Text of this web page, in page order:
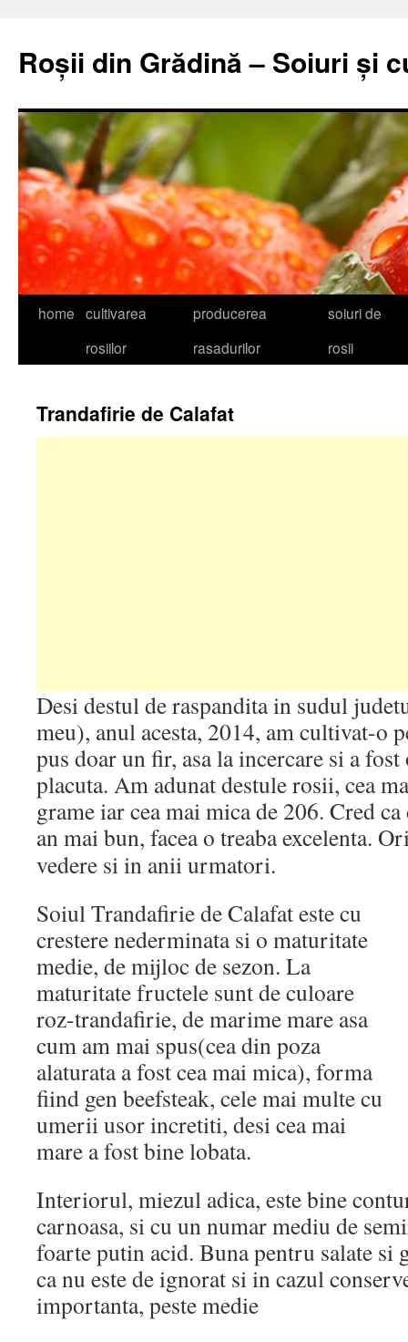
content
Roșii din Grădină – Soiuri și
home cultivarea
rosiilor
producerea
rasadurilor
soiuri de
rosii
Trandafirie de Calafat
Desi destul de raspandita in sudul
meu), anul acesta, 2014, am cultivat-o
pus doar un fir, asa la incercare si a
placuta. Am adunat destule rosii, cea
grame iar cea mai mica de 206. Cred
an mai bun, facea o treaba excelenta.
vedere si in anii urmatori.
Soiul Trandafirie de Calafat este cu
crestere nederminata si o maturitate
medie, de mijloc de sezon. La
maturitate fructele sunt de culoare
roz-trandafirie, de marime mare asa
cum am mai spus(cea din poza
alaturata a fost cea mai mica), forma
fiind gen beefsteak, cele mai multe cu
umerii usor incretiti, desi cea mai
mare a fost bine lobata.
Interiorul, miezul adica, este bine
carnoasa, si cu un numar mediu de
foarte putin acid. Buna pentru salate si
ca nu este de ignorat si in cazul
importanta, peste medie